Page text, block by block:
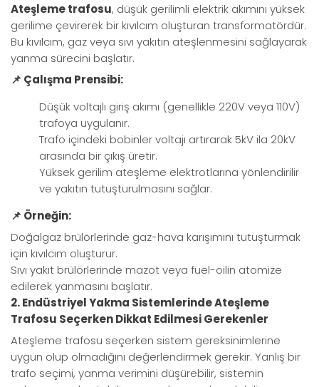
Ateşleme trafosu, düşük gerilimli elektrik akımını yüksek
gerilime çevirerek bir kıvılcım oluşturan transformatördür.
Bu kıvılcım, gaz veya sıvı yakıtın ateşlenmesini sağlayarak
yanma sürecini başlatır.
📌 Çalışma Prensibi:
Düşük voltajlı giriş akımı (genellikle 220V veya 110V)
trafoya uygulanır.
Trafo içindeki bobinler voltajı artırarak 5kV ila 20kV
arasında bir çıkış üretir.
Yüksek gerilim ateşleme elektrotlarına yönlendirilir
ve yakıtın tutuşturulmasını sağlar.
📌 Örneğin:
Doğalgaz brülörlerinde gaz-hava karışımını tutuşturmak
için kıvılcım oluşturur.
Sıvı yakıt brülörlerinde mazot veya fuel-oilin atomize
edilerek yanmasını başlatır.
2. Endüstriyel Yakma Sistemlerinde Ateşleme
Trafosu Seçerken Dikkat Edilmesi Gerekenler
Ateşleme trafosu seçerken sistem gereksinimlerine
uygun olup olmadığını değerlendirmek gerekir. Yanlış bir
trafo seçimi, yanma verimini düşürebilir, sistemin